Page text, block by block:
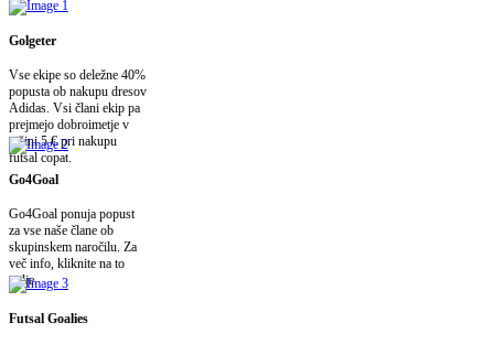
Golgeter
Vse ekipe so deležne 40%
popusta ob nakupu dresov
Adidas. Vsi člani ekip pa
prejmejo dobroimetje v
višini 5 € pri nakupu
futsal copat.
Go4Goal
Go4Goal ponuja popust
za vse naše člane ob
skupinskem naročilu. Za
več info, kliknite na to
polje.
Futsal Goalies